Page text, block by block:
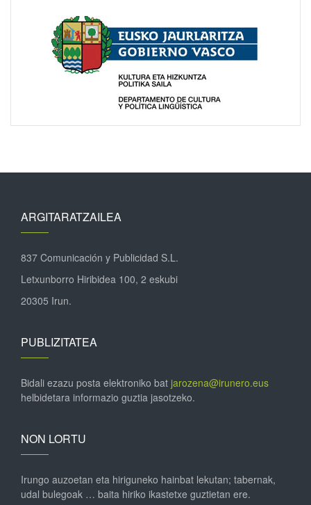
ARGITARATZAILEA
837 Comunicación y Publicidad S.L.
Letxunborro Hiribidea 100, 2 eskubi
20305 Irun.
PUBLIZITATEA
Bidali ezazu posta elektroniko bat jarozena@irunero.eus
helbidetara informazio guztia jasotzeko.
NON LORTU
Irungo auzoetan eta hiriguneko hainbat lekutan; tabernak,
udal bulegoak … baita hiriko ikastetxe guztietan ere.